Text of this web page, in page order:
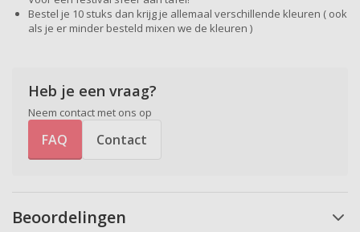
Heb je een vraag?
Neem contact met ons op
FAQ Contact
Bestel je 10 stuks dan krijg je allemaal verschillende kleuren ( ook
als je er minder besteld mixen we de kleuren )
Beoordelingen